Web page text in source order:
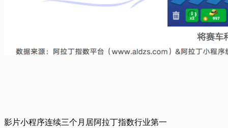
影片小程序连续三个月居阿拉丁指数行业第一